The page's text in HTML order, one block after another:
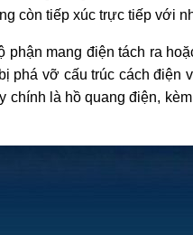
còn tiếp xúc trực tiếp với
mang điện tách ra
phá vỡ cấu trúc cách điện
chính là hồ quang điện,